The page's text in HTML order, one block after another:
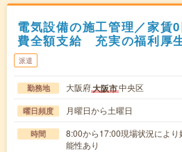
電気設備の施工管理／家賃
費全額支給 充実の福利厚
派遣
勤務地 大阪府大阪市中央区
曜日頻度 月曜日から土曜日
時間
8:00から17:00現場状況によ
能性あり